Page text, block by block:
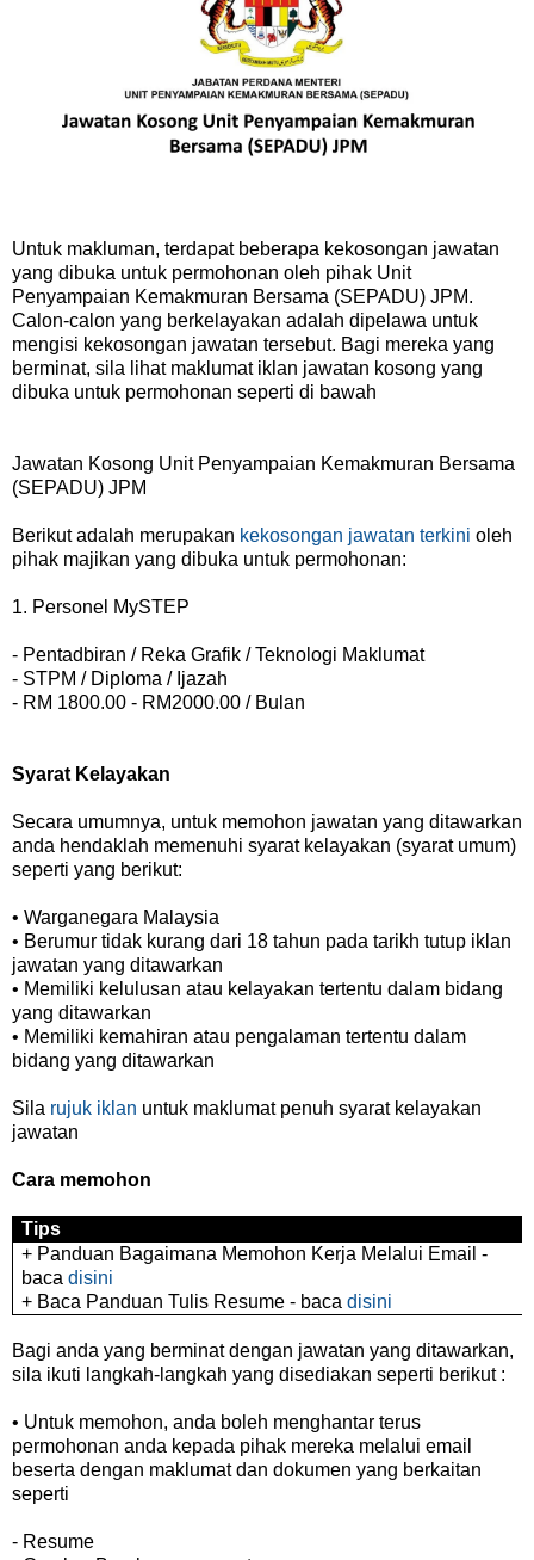
Untuk makluman, terdapat beberapa kekosongan jawatan
yang dibuka untuk permohonan oleh pihak Unit
Penyampaian Kemakmuran Bersama (SEPADU) JPM.
Calon-calon yang berkelayakan adalah dipelawa untuk
mengisi kekosongan jawatan tersebut. Bagi mereka yang
berminat, sila lihat maklumat iklan jawatan kosong yang
dibuka untuk permohonan seperti di bawah
Jawatan Kosong Unit Penyampaian Kemakmuran Bersama
(SEPADU) JPM
Berikut adalah merupakan kekosongan jawatan terkini oleh
pihak majikan yang dibuka untuk permohonan:
1. Personel MySTEP
- Pentadbiran / Reka Grafik / Teknologi Maklumat
- STPM / Diploma / Ijazah
- RM 1800.00 - RM2000.00 / Bulan
Syarat Kelayakan
Secara umumnya, untuk memohon jawatan yang ditawarkan
anda hendaklah memenuhi syarat kelayakan (syarat umum)
seperti yang berikut:
• Warganegara Malaysia
• Berumur tidak kurang dari 18 tahun pada tarikh tutup iklan
jawatan yang ditawarkan
• Memiliki kelulusan atau kelayakan tertentu dalam bidang
yang ditawarkan
• Memiliki kemahiran atau pengalaman tertentu dalam
bidang yang ditawarkan
Sila rujuk iklan untuk maklumat penuh syarat kelayakan
jawatan
Cara memohon
Tips
+ Panduan Bagaimana Memohon Kerja Melalui Email -
bacadisini
+ Baca Panduan Tulis Resume - bacadisini
Bagi anda yang berminat dengan jawatan yang ditawarkan,
sila ikuti langkah-langkah yang disediakan seperti berikut :
• Untuk memohon, anda boleh menghantar terus
permohonan anda kepada pihak mereka melalui email
beserta dengan maklumat dan dokumen yang berkaitan
seperti
- Resume